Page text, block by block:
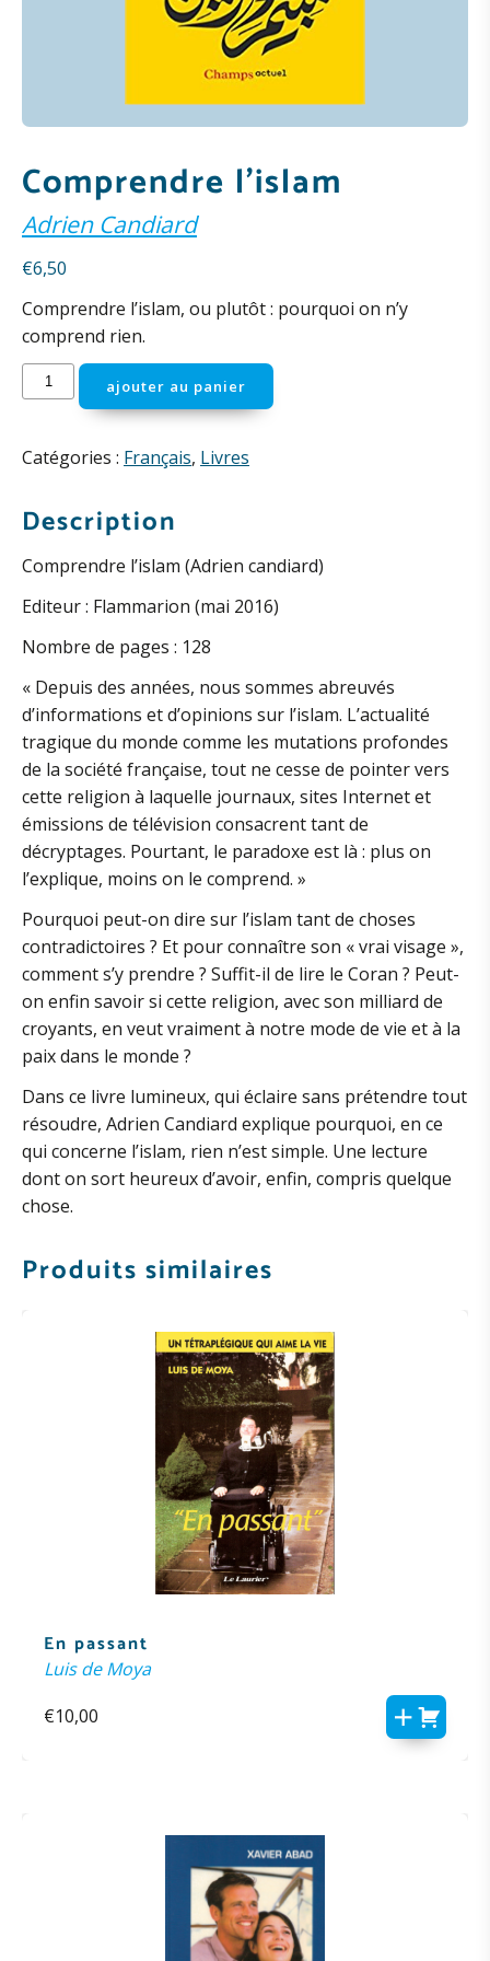
Comprendre l’islam
Adrien Candiard
€6,50
Comprendre l’islam, ou plutôt : pourquoi on n’y
comprend rien.
quantité
de
l'islam
ajouter au panier
Catégories : Français, Livres
Description
Comprendre l’islam (Adrien candiard)
Editeur : Flammarion (mai 2016)
Nombre de pages : 128
« Depuis des années, nous sommes abreuvés
d’informations et d’opinions sur l’islam. L’actualité
tragique du monde comme les mutations profondes
de la société française, tout ne cesse de pointer vers
cette religion à laquelle journaux, sites Internet et
émissions de télévision consacrent tant de
décryptages. Pourtant, le paradoxe est là : plus on
l’explique, moins on le comprend. »
Pourquoi peut-on dire sur l’islam tant de choses
contradictoires ? Et pour connaître son « vrai visage »,
comment s’y prendre ? Suffit-il de lire le Coran ? Peut-
on enfin savoir si cette religion, avec son milliard de
croyants, en veut vraiment à notre mode de vie et à la
paix dans le monde ?
Dans ce livre lumineux, qui éclaire sans prétendre tout
résoudre, Adrien Candiard explique pourquoi, en ce
qui concerne l’islam, rien n’est simple. Une lecture
dont on sort heureux d’avoir, enfin, compris quelque
chose.
Produits similaires
En passant
Luis de Moya
€10,00